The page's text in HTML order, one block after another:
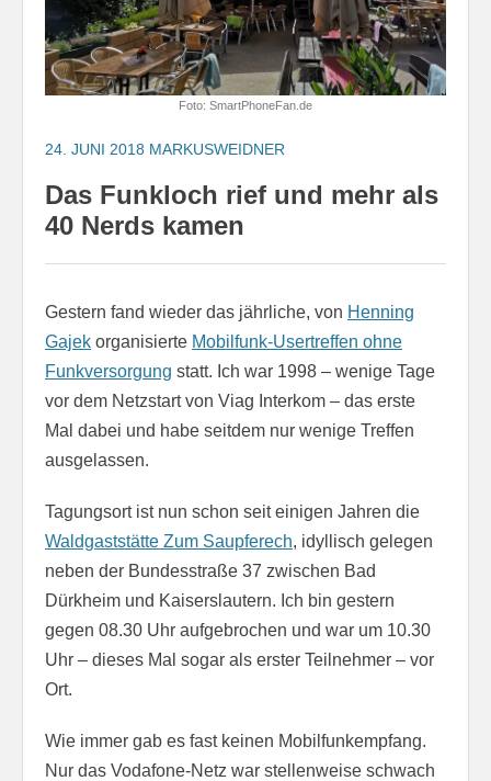
Foto: SmartPhoneFan.de
24. JUNI 2018 MARKUSWEIDNER
Das Funkloch rief und mehr als
40 Nerds kamen
Gestern fand wieder das jährliche, von Henning
Gajek organisierte Mobilfunk-Usertreffen ohne
Funkversorgung statt. Ich war 1998 – wenige Tage
vor dem Netzstart von Viag Interkom – das erste
Mal dabei und habe seitdem nur wenige Treffen
ausgelassen.
Tagungsort ist nun schon seit einigen Jahren die
Waldgaststätte Zum Saupferech, idyllisch gelegen
neben der Bundesstraße 37 zwischen Bad
Dürkheim und Kaiserslautern. Ich bin gestern
gegen 08.30 Uhr aufgebrochen und war um 10.30
Uhr – dieses Mal sogar als erster Teilnehmer – vor
Ort.
Wie immer gab es fast keinen Mobilfunkempfang.
Nur das Vodafone-Netz war stellenweise schwach